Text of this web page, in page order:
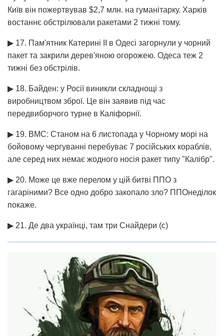
Київ він пожертвував $2,7 млн. на гуманітарку. Харків
востаннє обстрілювали ракетами 2 тижні тому.
▶ 17. Пам'ятник Катерині II в Одесі загорнули у чорний
пакет та закрили дерев'яною огорожею. Одеса теж 2
тижні без обстрілів.
▶ 18. Байден: у Росії виникли складнощі з
виробництвом зброї. Це він заявив під час
передвиборчого турне в Каліфорнії.
▶ 19. ВМС: Станом на 6 листопада у Чорному морі на
бойовому чергуванні перебуває 7 російських кораблів,
але серед них немає жодного носія ракет типу "Калібр".
▶ 20. Може це вже перелом у цій битві ППО з
гагаріними? Все одно добро закопало зло? ППОнеділок
покаже.
▶ 21. Де два українці, там три Снайдери (с)